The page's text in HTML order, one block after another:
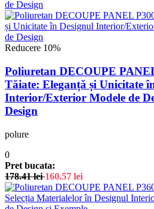
Reducere 10%
Poliuretan DECOUPE
Tăiate: Eleganță și Unicitate
Interior/Exterior Modele de
Design
polure
0
Pret bucata:
178.41lei 160.57 lei